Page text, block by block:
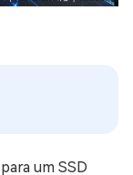
um SSD